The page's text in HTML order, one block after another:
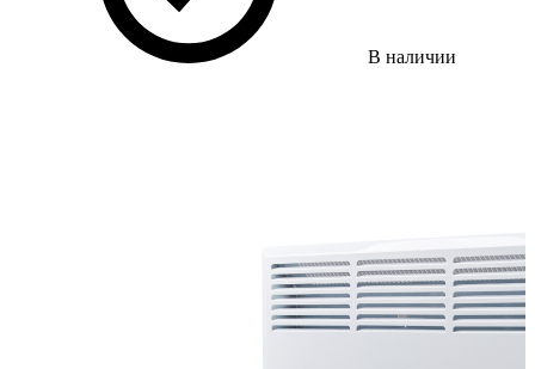
В наличии